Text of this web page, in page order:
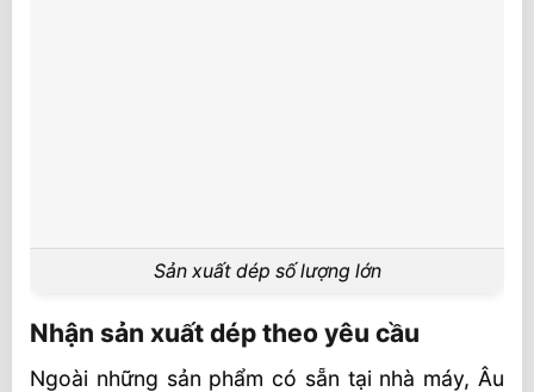
Sản xuất dép số lượng lớn
Nhận sản xuất dép theo yêu cầu
Ngoài những sản phẩm có sẵn tại nhà máy, Âu